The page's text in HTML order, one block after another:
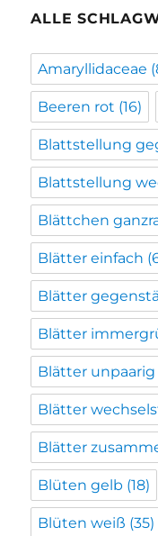
ALLE
Amaryllidaceae
Beeren rot (16)
Blattstellung
Blattstellung
Blättchen
Blätter einfach
Blätter
Blätter
Blätter
Blätter
Blätter
Blüten gelb (18)
Blüten weiß (35)